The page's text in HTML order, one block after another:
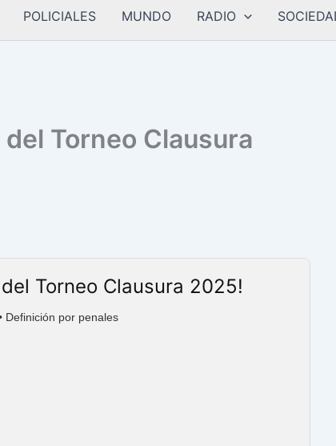
POLICIALES MUNDO RADIO
Torneo Clausura
Torneo Clausura 2025!
Definición por penales